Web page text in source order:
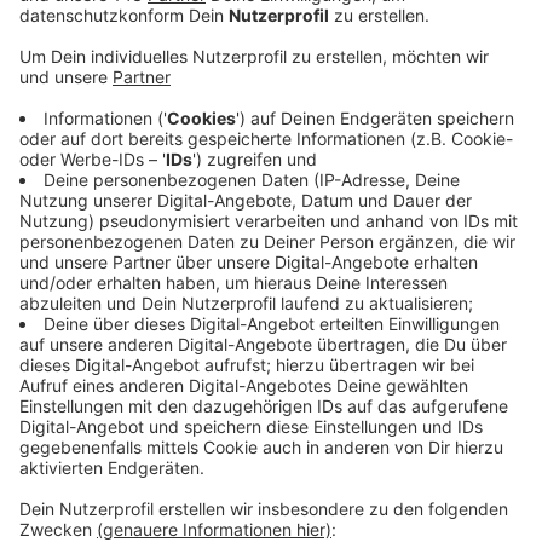
kostenlos ausprobieren können.
Veröffentlicht:Mittwoch, 23.07.2025 08:41
Anzeige
Der StadtSportverband unterstützt die Vereine dabei
mit Öffentlichkeitsarbeit, Logistik und finanziell. Mit
„Sport im Park“ möchten die Vereine den Zugang zum
Sport erleichtern und die Möglichkeit geben in
unterschiedliche Sportangebote reinzuschnuppern.
Das Programm mit allen Angebotsbeschreibungen
sowie Informationen zu wetterbedingten Absagen
oder Anreisehinweisen gibt es aufhier. Außerdem
informiert der SSV regelmäßig bei Facebook und
Instagram über „Sport im Park“.
Anzeige